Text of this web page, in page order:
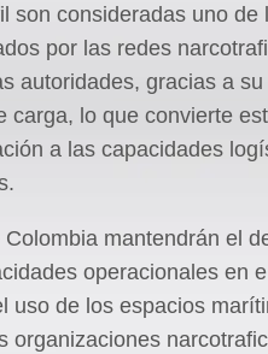
son consideradas uno de
por las redes
autoridades, gracias a
carga, lo que convierte
a las capacidades
mantendrán el
operacionales en
uso de los espacios
organizaciones